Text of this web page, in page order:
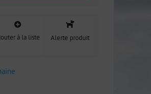
à la liste Alerte produit